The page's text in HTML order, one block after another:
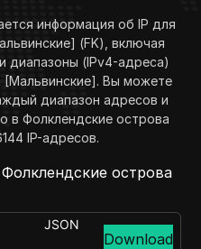
информация об IP для
(FK), включая
диапазоны (IPv4-адреса)
[Мальвинские]. Вы можете
диапазон адресов и
в Фолклендские острова
IP-адресов.
острова
JSON
Download